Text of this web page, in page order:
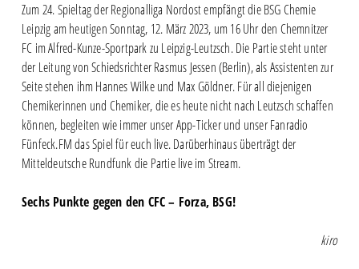
Zum 24. Spieltag der Regionalliga Nordost empfängt die BSG Chemie
Leipzig am heutigen Sonntag, 12. März 2023, um 16 Uhr den Chemnitzer
FC im Alfred-Kunze-Sportpark zu Leipzig-Leutzsch. Die Partie steht unter
der Leitung von Schiedsrichter Rasmus Jessen (Berlin), als Assistenten zur
Seite stehen ihm Hannes Wilke und Max Göldner. Für all diejenigen
Chemikerinnen und Chemiker, die es heute nicht nach Leutzsch schaffen
können, begleiten wie immer unser App-Ticker und unser Fanradio
Fünfeck.FM das Spiel für euch live. Darüberhinaus überträgt der
Mitteldeutsche Rundfunk die Partie live im Stream.
Sechs Punkte gegen den CFC – Forza, BSG!
kiro